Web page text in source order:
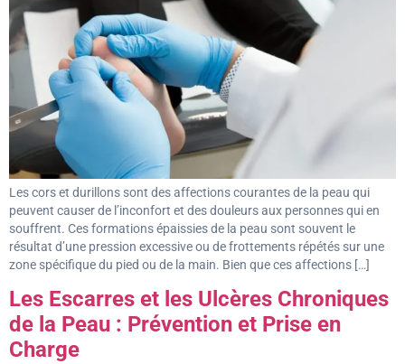
Les cors et durillons sont des affections courantes de la peau qui
peuvent causer de l’inconfort et des douleurs aux personnes qui en
souffrent. Ces formations épaissies de la peau sont souvent le
résultat d’une pression excessive ou de frottements répétés sur une
zone spécifique du pied ou de la main. Bien que ces affections […]
Les Escarres et les Ulcères Chroniques
de la Peau : Prévention et Prise en
Charge